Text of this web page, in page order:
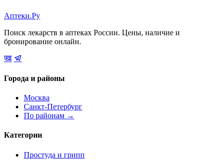
Аптеки.Ру
Поиск лекарств в аптеках России. Цены, наличие и
бронирование онлайн.
Города и районы
Москва
Санкт-Петербург
По районам →
Категории
Простуда и грипп